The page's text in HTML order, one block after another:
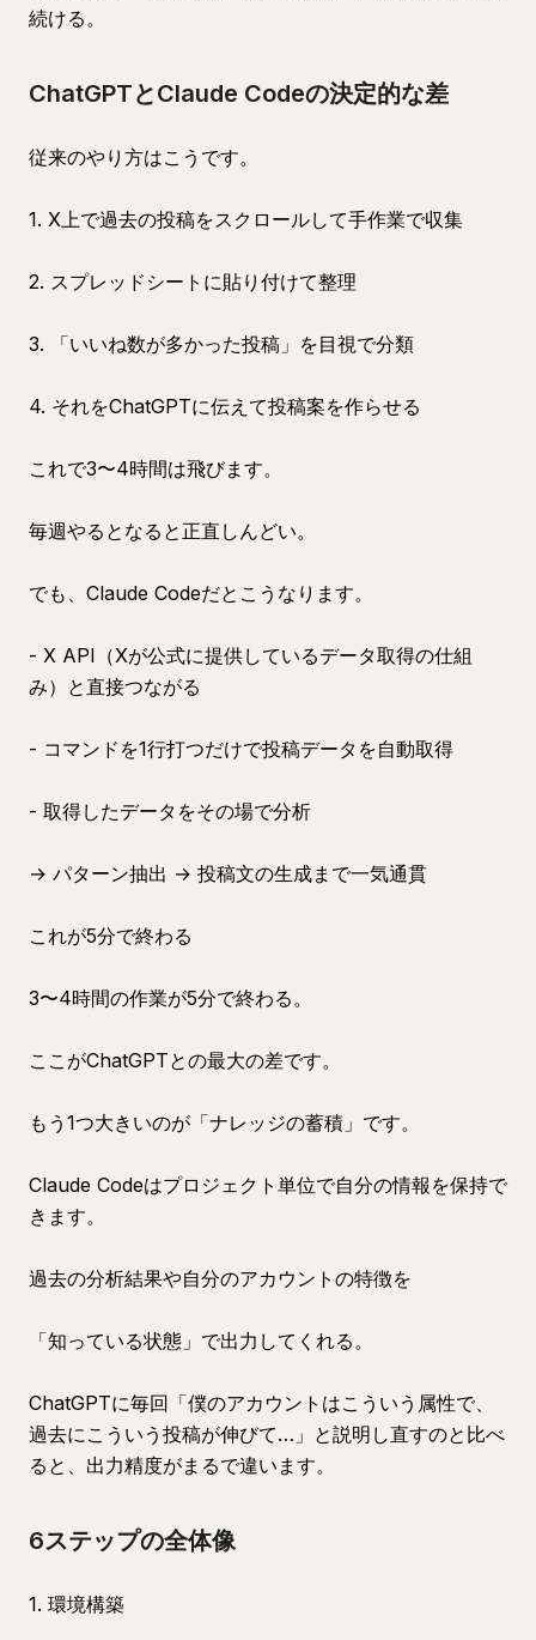
続ける。
ChatGPTとClaude Codeの決定的な差
従来のやり方はこうです。
1. X上で過去の投稿をスクロールして手作業で収集
2. スプレッドシートに貼り付けて整理
3. 「いいね数が多かった投稿」を目視で分類
4. それをChatGPTに伝えて投稿案を作らせる
これで3〜4時間は飛びます。
毎週やるとなると正直しんどい。
でも、Claude Codeだとこうなります。
- X API（Xが公式に提供しているデータ取得の仕組
み）と直接つながる
- コマンドを1行打つだけで投稿データを自動取得
- 取得したデータをその場で分析
→ パターン抽出 → 投稿文の生成まで一気通貫
これが5分で終わる
3〜4時間の作業が5分で終わる。
ここがChatGPTとの最大の差です。
もう1つ大きいのが「ナレッジの蓄積」です。
Claude Codeはプロジェクト単位で自分の情報を保持で
きます。
過去の分析結果や自分のアカウントの特徴を
「知っている状態」で出力してくれる。
ChatGPTに毎回「僕のアカウントはこういう属性で、
過去にこういう投稿が伸びて…」と説明し直すのと比べ
ると、出力精度がまるで違います。
6ステップの全体像
1. 環境構築